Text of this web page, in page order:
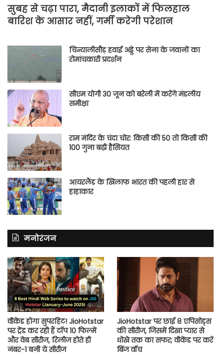
सुबह से चढ़ा पारा, मैदानी इलाकों में फिलहाल
बारिश के आसार नहीं, गर्मी करेगी परेशान
चिन्यालीसौड़ हवाई अड्डे पर सेना के जवानों का
रोमांचकारी प्रदर्शन
सीएम योगी 30 जून को बरेली में करेंगे मंडलीय
समीक्षा
राम मंदिर के चंदा चोर: किसी की 50 तो किसी की
100 गुना बढ़ी हैसियत
आयरलैंड के खिलाफ भारत की पहली हार से
हाहाकार
मनोरंजन
वीकेंड होगा सुपरहिट! JioHotstar
पर ट्रेंड कर रही हैं टॉप 10 फिल्में
और वेब सीरीज, रिलीज होते ही
नंबर-1 बनी ये सीरीज
JioHotstar पर छाई 8 एपिसोड्स
की सीरीज, जिसमें दिखा प्यार से
धोखे तक का सफर; वीकेंड पर करें
बिंज वॉच